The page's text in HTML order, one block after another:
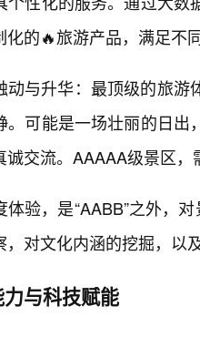
化的🔥旅游产品，满足不
动与升华：最顶级的旅游
。可能是一场壮丽的日
诚交流。AAAAA级景区
体验，是“AABB”之外，
，对文化内涵的挖掘，以
与科技赋能